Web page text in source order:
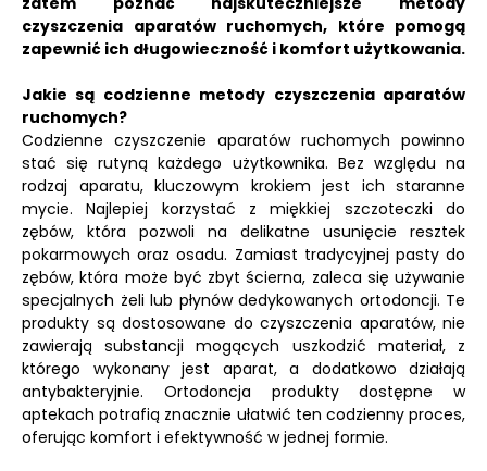
czyszczenia aparatów ruchomych, które pomogą
zapewnić ich długowieczność i komfort użytkowania.
Jakie są codzienne metody czyszczenia aparatów
ruchomych?
Codzienne czyszczenie aparatów ruchomych powinno
stać się rutyną każdego użytkownika. Bez względu na
rodzaj aparatu, kluczowym krokiem jest ich staranne
mycie. Najlepiej korzystać z miękkiej szczoteczki do
zębów, która pozwoli na delikatne usunięcie resztek
pokarmowych oraz osadu. Zamiast tradycyjnej pasty do
zębów, która może być zbyt ścierna, zaleca się używanie
specjalnych żeli lub płynów dedykowanych ortodoncji. Te
produkty są dostosowane do czyszczenia aparatów, nie
zawierają substancji mogących uszkodzić materiał, z
którego wykonany jest aparat, a dodatkowo działają
antybakteryjnie. Ortodoncja produkty dostępne w
aptekach potrafią znacznie ułatwić ten codzienny proces,
oferując komfort i efektywność w jednej formie.